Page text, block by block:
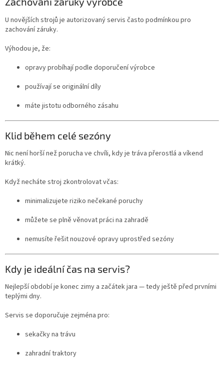
U novějších strojů je autorizovaný servis často podmínkou pro
zachování záruky.
Výhodou je, že:
opravy probíhají podle doporučení výrobce
používají se originální díly
máte jistotu odborného zásahu
Klid během celé sezóny
Nic není horší než porucha ve chvíli, kdy je tráva přerostlá a víkend
krátký.
Když necháte stroj zkontrolovat včas:
minimalizujete riziko nečekané poruchy
můžete se plně věnovat práci na zahradě
nemusíte řešit nouzové opravy uprostřed sezóny
Kdy je ideální čas na servis?
Nejlepší období je konec zimy a začátek jara — tedy ještě před prvními
teplými dny.
Servis se doporučuje zejména pro:
sekačky na trávu
zahradní traktory